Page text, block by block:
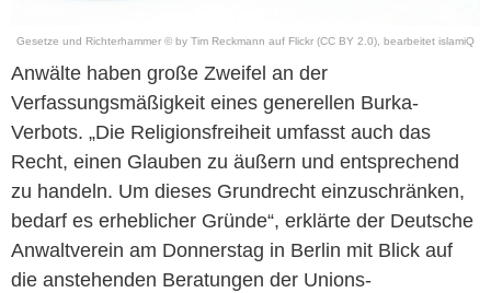
Gesetze und Richterhammer © by Tim Reckmann auf Flickr (CC BY 2.0), bearbeitet islamiQ
Anwälte haben große Zweifel an der
Verfassungsmäßigkeit eines generellen Burka-
Verbots. „Die Religionsfreiheit umfasst auch das
Recht, einen Glauben zu äußern und entsprechend
zu handeln. Um dieses Grundrecht einzuschränken,
bedarf es erheblicher Gründe“, erklärte der Deutsche
Anwaltverein am Donnerstag in Berlin mit Blick auf
die anstehenden Beratungen der Unions-